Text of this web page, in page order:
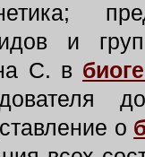
и
С. в
о